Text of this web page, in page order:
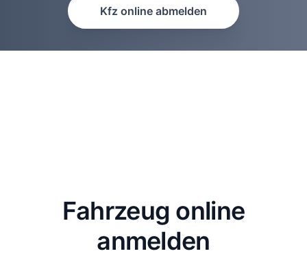
Kfz online abmelden
Fahrzeug online
anmelden